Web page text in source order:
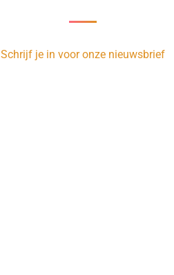
Schrijf je in voor onze nieuwsbrief